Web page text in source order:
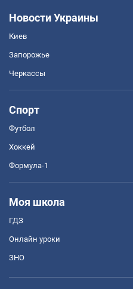
Новости Украины
Киев
Запорожье
Черкассы
Спорт
Футбол
Хоккей
Формула-1
Моя школа
ГДЗ
Онлайн уроки
ЗНО